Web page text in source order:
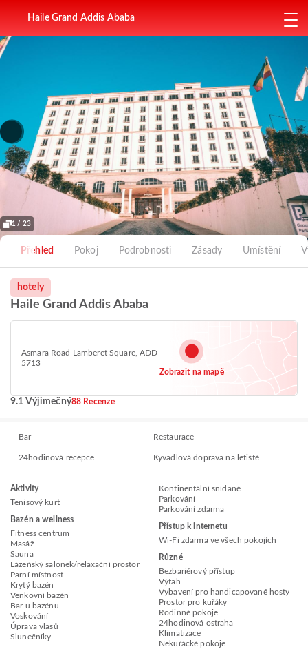
Haile Grand Addis Ababa
1 / 23
Přehled Pokoj Podrobnosti Zásady Umístění
hotely
Haile Grand Addis Ababa
Asmara Road Lamberet Square, ADD
5713
Zobrazit na mapě
9.1 Výjimečný88 Recenze
Bar Restaurace
24hodinová recepce Kyvadlová doprava na letiště
Aktivity
Tenisový kurt
Bazén a wellness
Fitness centrum
Masáž
Sauna
Lázeňský salonek/relaxační prostor
Parní místnost
Krytý bazén
Venkovní bazén
Bar u bazénu
Voskování
Úprava vlasů
Slunečníky
Kontinentální snídaně
Parkování
Parkování zdarma
Přístup k internetu
Wi-Fi zdarma ve všech pokojích
Různé
Bezbariérový přístup
Výtah
Vybavení pro handicapované hosty
Prostor pro kuřáky
Rodinné pokoje
24hodinová ostraha
Klimatizace
Nekuřácké pokoje